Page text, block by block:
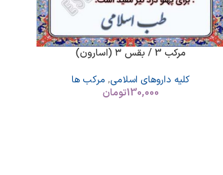
مرکب 3 / بقس ۳ (اسارون)
کلیه داروهای اسلامی, مرکب ها
130,000تومان